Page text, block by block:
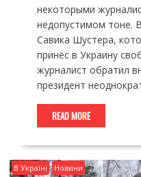
некоторыми
недопустимом тоне.
Савика Шустера,
принёс в Украину
журналист обратил
президент
READ MORE
В Україні Новини